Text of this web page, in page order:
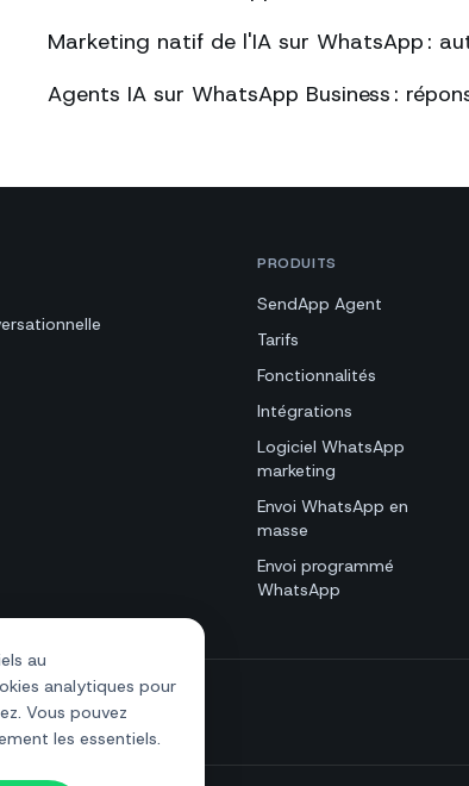
au
analytiques pour
Vous pouvez
les essentiels.
Marketing natif de l'IA sur WhatsApp :
Agents IA sur WhatsApp Business :
PRODUITS
SendApp Agent
Tarifs
Fonctionnalités
Intégrations
Logiciel WhatsApp
marketing
Envoi WhatsApp en
masse
Envoi programmé
WhatsApp